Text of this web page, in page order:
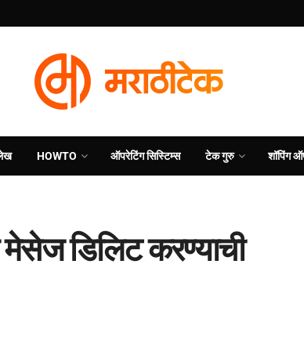
HOWTO ऑपरेटिंग सिस्टिम्स टेक गुरु शॉपिंग
डिलिट करण्याची